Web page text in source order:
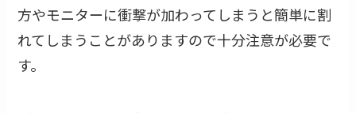
方やモニターに衝撃が加わってしまうと簡単に割
れてしまうことがありますので十分注意が必要で
す。